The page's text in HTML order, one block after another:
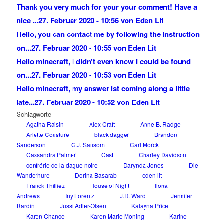
Thank you very much for your your comment! Have a
nice ...27. Februar 2020 - 10:56 von Eden Lit
Hello, you can contact me by following the instruction
on...27. Februar 2020 - 10:55 von Eden Lit
Hello minecraft, I didn't even know I could be found
on...27. Februar 2020 - 10:53 von Eden Lit
Hello minecraft, my answer ist coming along a little
late...27. Februar 2020 - 10:52 von Eden Lit
Schlagworte
Agatha Raisin Alex Craft
Anne B. Radge
Arlette Cousture
black dagger
Brandon
Sanderson
C.J. Sansom
Carl Morck
Cassandra Palmer
Cast
Charley Davidson
confrérie de la dague noire
Darynda Jones
Die
Wanderhure
Dorina Basarab
eden lit
Franck Thilliez
House of Night
Ilona
Andrews
Iny Lorentz J.R. Ward
Jennifer
Rardin
Jussi Adler-Olsen
Kalayna Price
Karen Chance
Karen Marie Moning
Karine